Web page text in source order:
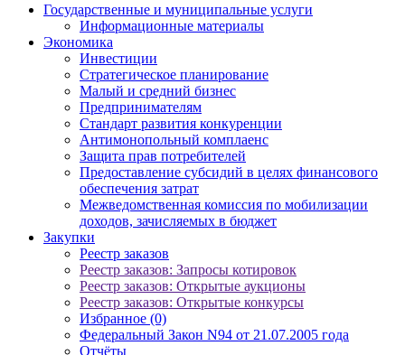
Государственные и муниципальные услуги
Информационные материалы
Экономика
Инвестиции
Стратегическое планирование
Малый и средний бизнес
Предпринимателям
Стандарт развития конкуренции
Антимонопольный комплаенс
Защита прав потребителей
Предоставление субсидий в целях финансового
обеспечения затрат
Межведомственная комиссия по мобилизации
доходов, зачисляемых в бюджет
Закупки
Реестр заказов
Реестр заказов: Запросы котировок
Реестр заказов: Открытые аукционы
Реестр заказов: Открытые конкурсы
Избранное (0)
Федеральный Закон N94 от 21.07.2005 года
Отчёты